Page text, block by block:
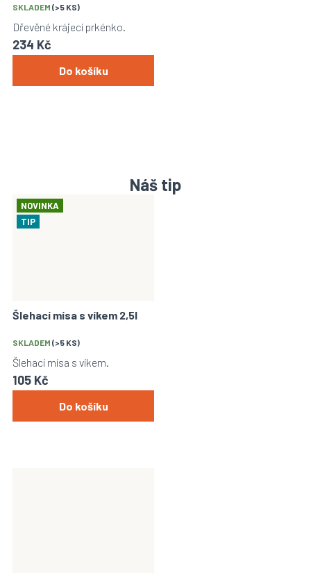
SKLADEM (>5 KS)
234 Kč
Do košíku
Dřevěné krájecí prkénko.
Náš tip
NOVINKA
TIP
Šlehací mísa s víkem 2,5l
hodnocení
produktu
je
5,0
hvězdiček.
SKLADEM (>5 KS)
105 Kč
Do košíku
Šlehací mísa s víkem.